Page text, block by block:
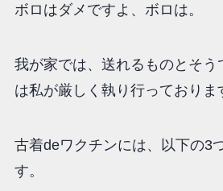
ボロはダメですよ、ボロは。
我が家では、送れるものとそう
は私が厳しく執り行っておりま
古着deワクチンには、以下の3
す。